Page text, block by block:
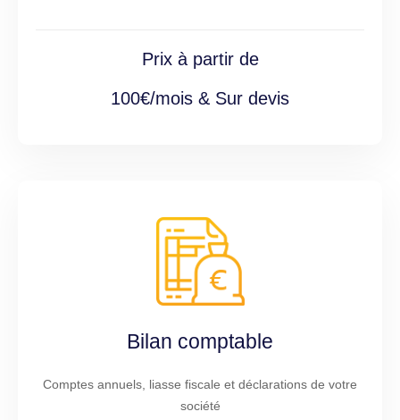
Prix à partir de
100€/mois & Sur devis
Bilan comptable
Comptes annuels, liasse fiscale et déclarations de votre
société